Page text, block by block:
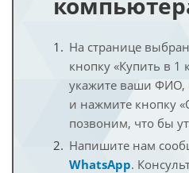
На странице
кнопку «Купить в 1
укажите ваши ФИО,
и нажмите кнопку
позвоним, что бы
Напишите нам
WhatsApp.